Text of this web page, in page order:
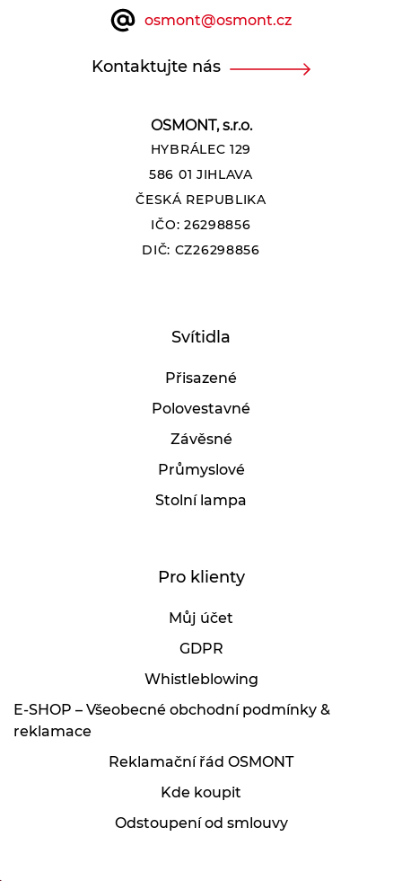
OSMONT, s.r.o.
HYBRÁLEC 129
586 01 JIHLAVA
ČESKÁ REPUBLIKA
IČO: 26298856
DIČ: CZ26298856
Svítidla
Přisazené
Polovestavné
Závěsné
Průmyslové
Stolní lampa
Pro klienty
Můj účet
GDPR
Whistleblowing
E-SHOP – Všeobecné obchodní podmínky &
reklamace
Reklamační řád OSMONT
Kde koupit
Odstoupení od smlouvy
osmont@osmont.cz
Kontaktujte nás